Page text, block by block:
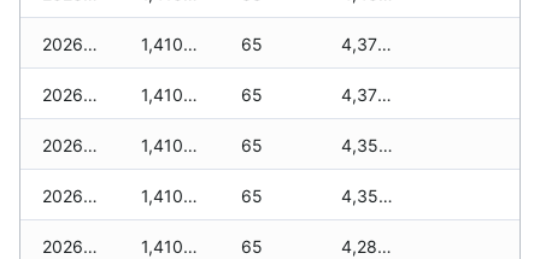
2026-04-04 1,410 zł 65 4,375 zł
2026-04-03 1,410 zł 65 4,375 zł
2026-04-02 1,410 zł 65 4,355 zł
2026-04-01 1,410 zł 65 4,355 zł
2026-03-31 1,410 zł 65 4,285 zł